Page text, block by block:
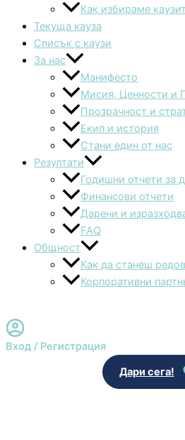
Как избираме
Текуща кауза
Списък с каузи
За нас
Манифесто
Мисия, Ценности и
Прозрачност и
Екип и история
Стани един от нас
Резултати
Годишни отчети за
Финансови отчети
Дарени и
FAQ
Общност
Как да станеш
Корпоративни
Вход / Регистрация
Дари сега!